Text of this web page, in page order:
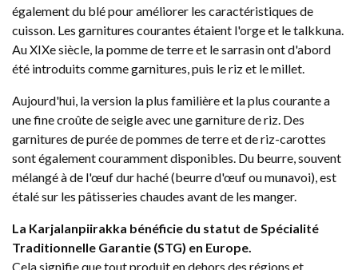
également du blé pour améliorer les caractéristiques de
cuisson. Les garnitures courantes étaient l'orge et le talkkuna.
Au XIXe siècle, la pomme de terre et le sarrasin ont d'abord
été introduits comme garnitures, puis le riz et le millet.
Aujourd'hui, la version la plus familière et la plus courante a
une fine croûte de seigle avec une garniture de riz. Des
garnitures de purée de pommes de terre et de riz-carottes
sont également couramment disponibles. Du beurre, souvent
mélangé à de l'œuf dur haché (beurre d'œuf ou munavoi), est
étalé sur les pâtisseries chaudes avant de les manger.
La Karjalanpiirakka bénéficie du statut de Spécialité
Traditionnelle Garantie (STG) en Europe.
Cela signifie que tout produit en dehors des régions et